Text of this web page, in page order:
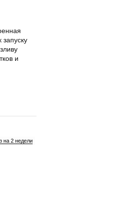
запуску
и
на 2 недели